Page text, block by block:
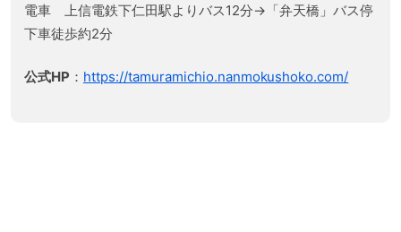
電車 上信電鉄下仁田駅よりバス12分→「弁天橋」バス停
下車徒歩約2分
公式HP ： https://tamuramichio.nanmokushoko.com/